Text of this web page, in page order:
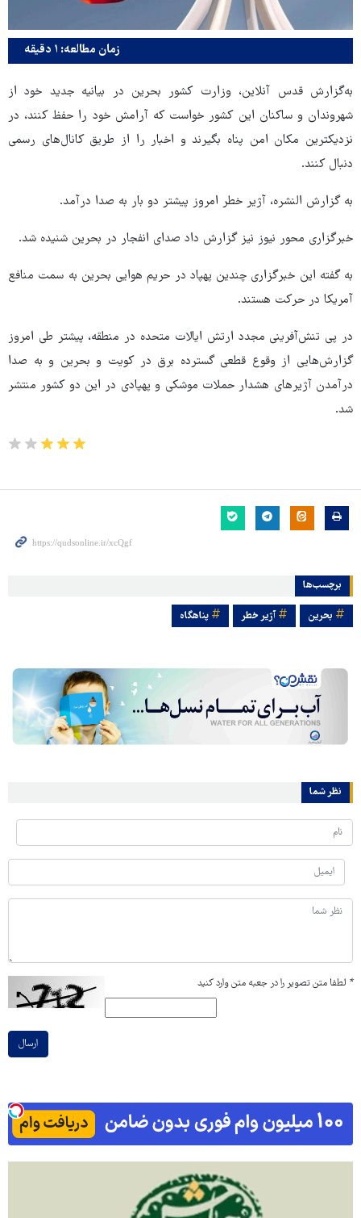
زمان مطالعه: ۱ دقیقه
به‌گزارش قدس آنلاین، وزارت کشور بحرین در بیانیه جدید خود از
شهروندان و ساکنان این کشور خواست که آرامش خود را حفظ کنند، در
نزدیکترین مکان امن پناه بگیرند و اخبار را از طریق کانال‌های رسمی
دنبال کنند.
به گزارش النشره، آژیر خطر امروز پیشتر دو بار به صدا درآمد.
خبرگزاری محور نیوز نیز گزارش داد صدای انفجار در بحرین شنیده شد.
به گفته این خبرگزاری چندین پهپاد در حریم هوایی بحرین به سمت منافع
آمریکا در حرکت هستند.
در پی تنش‌آفرینی مجدد ارتش ایالات متحده در منطقه، پیشتر طی امروز
گزارش‌هایی از وقوع قطعی گسترده برق در کویت و بحرین و به صدا
درآمدن آژیرهای هشدار حملات موشکی و پهپادی در این دو کشور منتشر
شد.
برچسب‌ها
بحرین آژیر خطر پناهگاه
نظر شما
* لطفا متن تصویر را در جعبه متن وارد کنید
ارسال